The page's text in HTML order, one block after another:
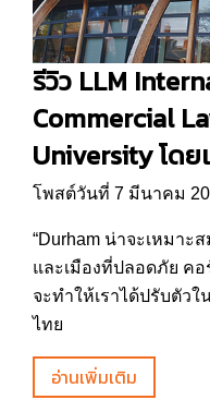
รีวิว LLM
Commercial
University โดย
โพสต์วันที่ 7 มีนาคม
“Durham น่าจะเหมาะ
และเมืองที่ปลอดภัย ค
จะทำให้เราได้ปรับตัว
ไทย
อ่านเพิ่มเติม